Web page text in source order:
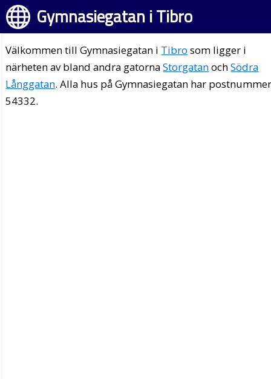
Gymnasiegatan i Tibro
Välkommen till Gymnasiegatan i Tibro som ligger i
närheten av bland andra gatornaStorgatanochSödra
Långgatan. Alla hus på Gymnasiegatan har
54332.